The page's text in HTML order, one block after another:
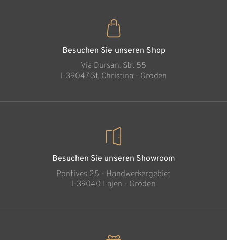
Herz mit Jesus
Hinzugefügt zum
Besuchen Sie unseren Shop
Via Dursan, Str. 55
l-39047 St. Christina - Gröden
Besuchen Sie unseren Showroom
Pontives 25 - Handwerkergebiet
l-39040 Lajen - Gröden